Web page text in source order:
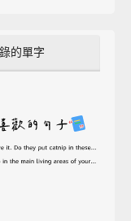
的單字